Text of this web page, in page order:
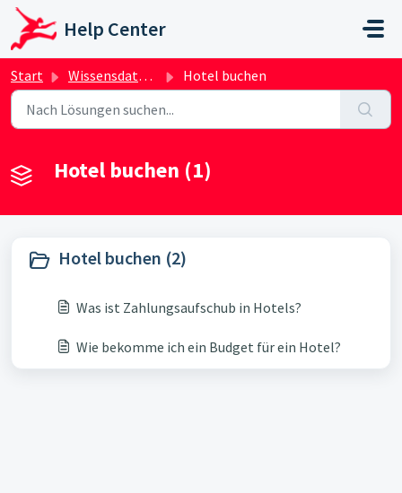
Zum hauptsächlichen Inhalt gehen
Help Center
Start Wissensdatenbank Hotel buchen
Hotel buchen (1)
Hotel buchen (2)
Was ist Zahlungsaufschub in Hotels?
Wie bekomme ich ein Budget für ein Hotel?